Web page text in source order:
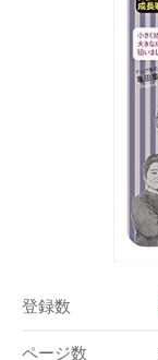
登録数
ページ数